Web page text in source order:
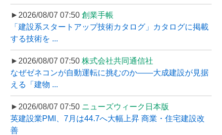
►2026/08/07 07:50 創業手帳
「建設系スタートアップ技術カタログ」カタログに掲載
する技術を ...
►2026/08/07 07:50 株式会社共同通信社
なぜゼネコンが自動運転に挑むのか――大成建設が見据
える「建物 ...
►2026/08/07 07:50 ニューズウィーク日本版
英建設業PMI、7月は44.7へ大幅上昇 商業・住宅建設改
善